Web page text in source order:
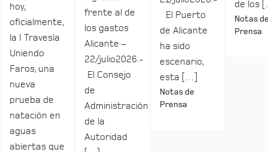
hoy,
oficialmente,
la I Travesía
Uniendo
Faros, una
nueva
prueba de
natación en
aguas
abiertas que
frente al de
los gastos
Alicante –
22/julio2026.-
El Consejo
de
Administración
de la
Autoridad
El Puerto
de Alicante
ha sido
escenario,
esta […]
Notas de
Prensa
de los
Notas
Prensa